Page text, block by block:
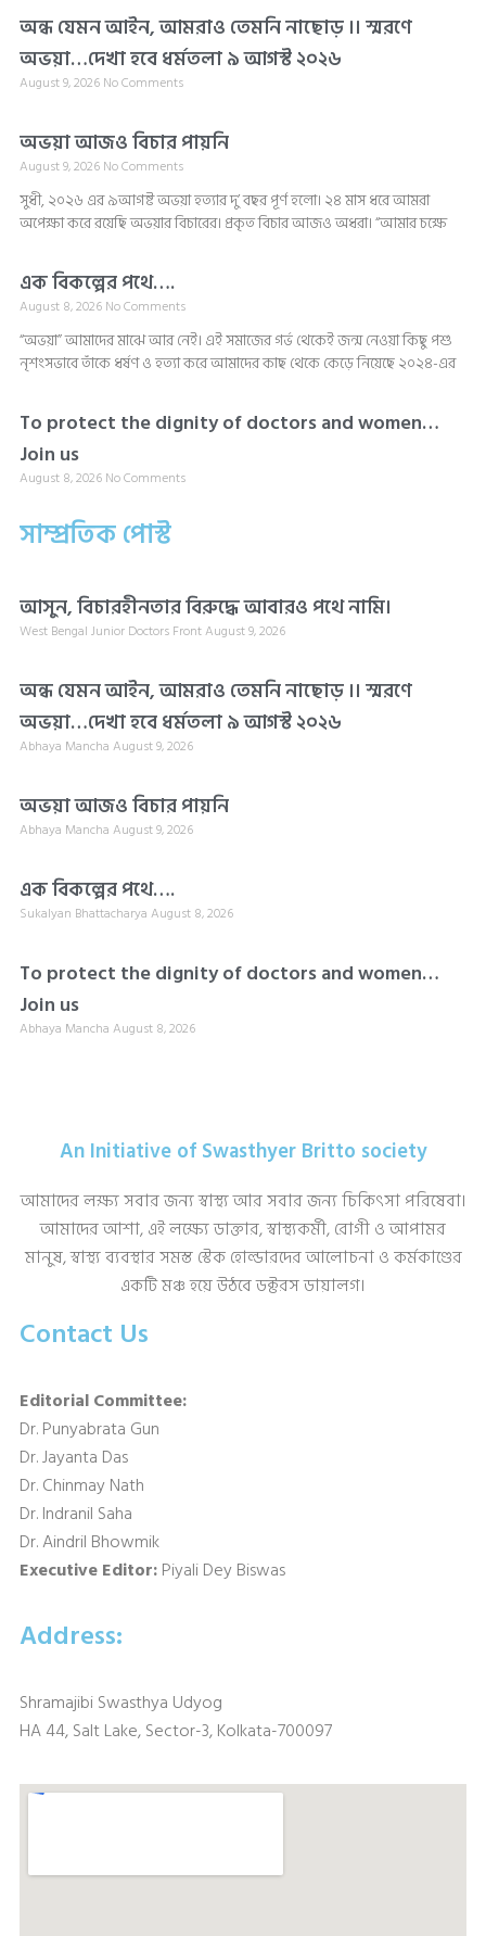
অন্ধ যেমন আইন, আমরাও তেমনি নাছোড় ।। স্মরণে
অভয়া…দেখা হবে ধর্মতলা ৯ আগস্ট ২০২৬
August 9, 2026 No Comments
অভয়া আজও বিচার পায়নি
August 9, 2026 No Comments
সুধী, ২০২৬ এর ৯আগষ্ট অভয়া হত্যার দু’ বছর পূর্ণ হলো। ২৪ মাস ধরে আমরা
অপেক্ষা করে রয়েছি অভয়ার বিচারের। প্রকৃত বিচার আজও অধরা। “আমার চক্ষে
এক বিকল্পের পথে….
August 8, 2026 No Comments
“অভয়া” আমাদের মাঝে আর নেই। এই সমাজের গর্ভ থেকেই জন্ম নেওয়া কিছু পশু
নৃশংসভাবে তাঁকে ধর্ষণ ও হত্যা করে আমাদের কাছ থেকে কেড়ে নিয়েছে ২০২৪-এর
To protect the dignity of doctors and women…
Join us
August 8, 2026 No Comments
সাম্প্রতিক পোস্ট
আসুন, বিচারহীনতার বিরুদ্ধে আবারও পথে নামি।
West Bengal Junior Doctors FrontAugust 9, 2026
অন্ধ যেমন আইন, আমরাও তেমনি নাছোড় ।। স্মরণে
অভয়া…দেখা হবে ধর্মতলা ৯ আগস্ট ২০২৬
Abhaya Mancha August 9, 2026
অভয়া আজও বিচার পায়নি
Abhaya Mancha August 9, 2026
এক বিকল্পের পথে….
Sukalyan Bhattacharya August 8, 2026
To protect the dignity of doctors and women…
Join us
Abhaya Mancha August 8, 2026
An Initiative of Swasthyer Britto society
আমাদের লক্ষ্য সবার জন্য স্বাস্থ্য আর সবার জন্য চিকিৎসা পরিষেবা।
আমাদের আশা, এই লক্ষ্যে ডাক্তার, স্বাস্থ্যকর্মী, রোগী ও আপামর
মানুষ, স্বাস্থ্য ব্যবস্থার সমস্ত স্টেক হোল্ডারদের আলোচনা ও কর্মকাণ্ডের
একটি মঞ্চ হয়ে উঠবে ডক্টরস ডায়ালগ।
Contact Us
Editorial Committee:
Dr. Punyabrata Gun
Dr. Jayanta Das
Dr. Chinmay Nath
Dr. Indranil Saha
Dr. Aindril Bhowmik
Executive Editor:Piyali Dey Biswas
Address:
Shramajibi Swasthya Udyog
HA 44, Salt Lake, Sector-3, Kolkata-700097